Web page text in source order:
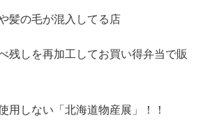
髪の毛が混入してる店
残しを再加工してお買い得弁当で販
用しない「北海道物産展」！！